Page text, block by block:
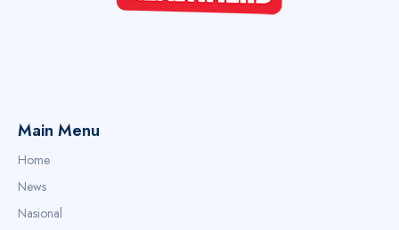
Main Menu
Home
News
Nasional